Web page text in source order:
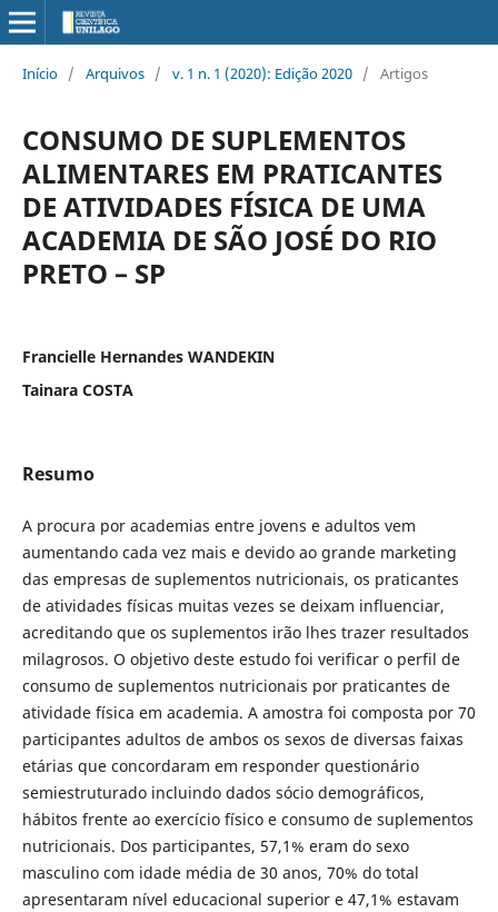
Início / Arquivos / v. 1 n. 1 (2020): Edição 2020 / Artigos
CONSUMO DE SUPLEMENTOS
ALIMENTARES EM PRATICANTES
DE ATIVIDADES FÍSICA DE UMA
ACADEMIA DE SÃO JOSÉ DO RIO
PRETO – SP
Francielle Hernandes WANDEKIN
Tainara COSTA
Resumo
A procura por academias entre jovens e adultos vem
aumentando cada vez mais e devido ao grande marketing
das empresas de suplementos nutricionais, os praticantes
de atividades físicas muitas vezes se deixam influenciar,
acreditando que os suplementos irão lhes trazer resultados
milagrosos. O objetivo deste estudo foi verificar o perfil de
consumo de suplementos nutricionais por praticantes de
atividade física em academia. A amostra foi composta por 70
participantes adultos de ambos os sexos de diversas faixas
etárias que concordaram em responder questionário
semiestruturado incluindo dados sócio demográficos,
hábitos frente ao exercício físico e consumo de suplementos
nutricionais. Dos participantes, 57,1% eram do sexo
masculino com idade média de 30 anos, 70% do total
apresentaram nível educacional superior e 47,1% estavam